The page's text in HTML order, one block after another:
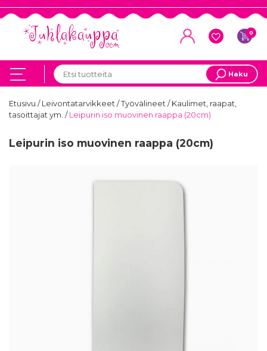
0
Haku
Etusivu /Leivontatarvikkeet/Työvälineet/Kaulimet, raapat,
tasoittajat ym. /Leipurin iso muovinen raappa (20cm)
Leipurin iso muovinen raappa (20cm)